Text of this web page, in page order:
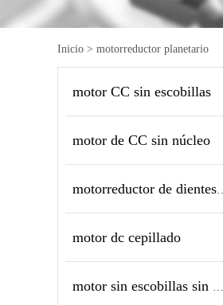
Inicio > motorreductor planetario
motor CC sin escobillas
motor de CC sin núcleo
motor dc cepillado